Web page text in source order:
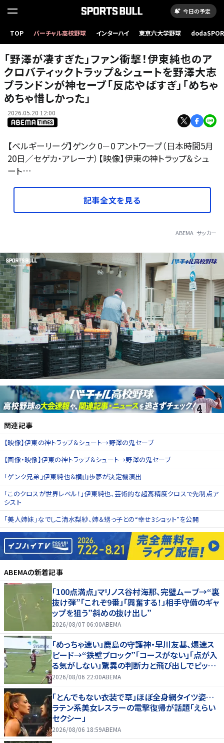
今日の予定
TOP バーチャル高校野球 インターハイ 東京六大学野球
「野澤が凄すぎた」ファン衝撃！伊東純也のア
クロバティックトラップ＆シュートを野澤大志
ブランドンが神セーブ「反応やばすぎ」「めちゃ
めちゃ惜しかった」
2026.05.20 12:00
【ベルギーリーグ】ゲンク 0－0 アントワープ（日本時間5月
20日／セゲカ・アレーナ）【映像】伊東の神トラップ＆シュ
ート…
記事全文を見る
ABEMA サッカー
関連記事
【映像】伊東の神トラップ＆シュート→野澤の鬼セーブ
【画像・映像】伊東の神トラップ＆シュート→野澤の鬼セーブ
「ゲンク兄弟」伊東純也＆横山歩夢が決定機演出
「このクロスが世界レベル！」伊東純也、芸術的な超高精度クロスで先制点ア
シスト
「美人姉妹」なでしこ清水梨紗、姉＆甥っ子との“幸せ3ショット”を公開
ABEMAの新着記事
「100点満点」マリノス谷村海那、完璧ムーブ→“裏
抜け弾”「これぞ9番」「興奮する！」相手守備のギャ
ップを狙う”斜めの抜け出し”
2026/08/07 06:00ABEMA
「めっちゃ速い」鹿島の守護神・早川友基、爆速ス
ピード→“鉄壁ブロック”「コースがない」「点が入
る気がしない」驚異の判断力と飛び出しでビッグ
セーブ
2026/08/06 22:00ABEMA
「とんでもない衣装で草」ほぼ全身網タイツ姿…
ラテン系美女レスラーの電撃復帰が話題「えらい
セクシー」
2026/08/06 18:59ABEMA